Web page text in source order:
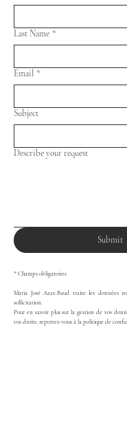
Last Name *
Email *
Subject
Describe your request
Submit
* Champs obligatoires
Maria José Azar-Baud traite les données
sollicitation.
Pour en savoir plus sur la gestion de vos
vos droits, reportez-vous à la politique de